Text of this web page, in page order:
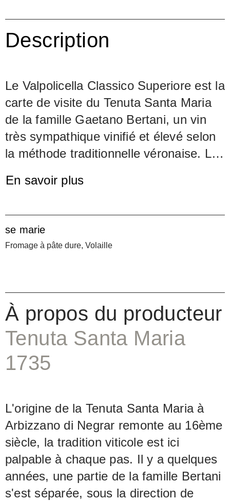
Description
Le Valpolicella Classico Superiore est la
carte de visite du Tenuta Santa Maria
de la famille Gaetano Bertani, un vin
très sympathique vinifié et élevé selon
la méthode traditionnelle véronaise. Les
autochtones de Vérone, Corvina,
domaine historique d'Arbizzano di
vendangés à la main. La fermentation
et la macération durent environ 15
jours, puis le vin est élevé dans les
grands fûts de chêne traditionnels
pendant 14 mois avant d'être mis en
bouteille.
En savoir plus
se marie
Fromage à pâte dure, Volaille
À propos du producteur
Tenuta Santa Maria
1735
L'origine de la Tenuta Santa Maria à
Arbizzano di Negrar remonte au 16ème
siècle, la tradition viticole est ici
palpable à chaque pas. Il y a quelques
années, une partie de la famille Bertani
s'est séparée, sous la direction de